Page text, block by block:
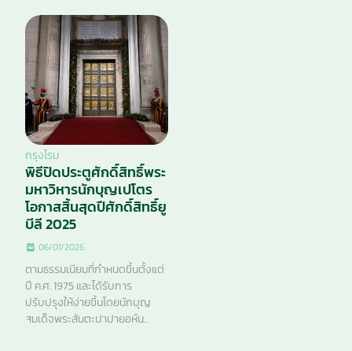
กรุงโรม
พิธีปิดประตูศักดิ์สิทธิ์พระ
มหาวิหารนักบุญเปโตร
โอกาสสิ้นสุดปีศักดิ์สิทธิ์ยู
บีลี 2025
06/01/2026
ตามธรรมเนียมที่กำหนดขึ้นตั้งแต่
ปี ค.ศ. 1975 และได้รับการ
ปรับปรุงให้ง่ายขึ้นโดยนักบุญ
สมเด็จพระสันตะปาปายอห์น...